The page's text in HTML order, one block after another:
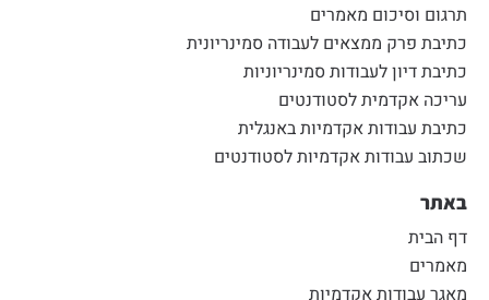
תרגום וסיכום מאמרים
כתיבת פרק ממצאים לעבודה סמינריונית
כתיבת דיון לעבודות סמינריוניות
עריכה אקדמית לסטודנטים
כתיבת עבודות אקדמיות באנגלית
שכתוב עבודות אקדמיות לסטודנטים
באתר
דף הבית
מאמרים
מאגר עבודות אקדמיות